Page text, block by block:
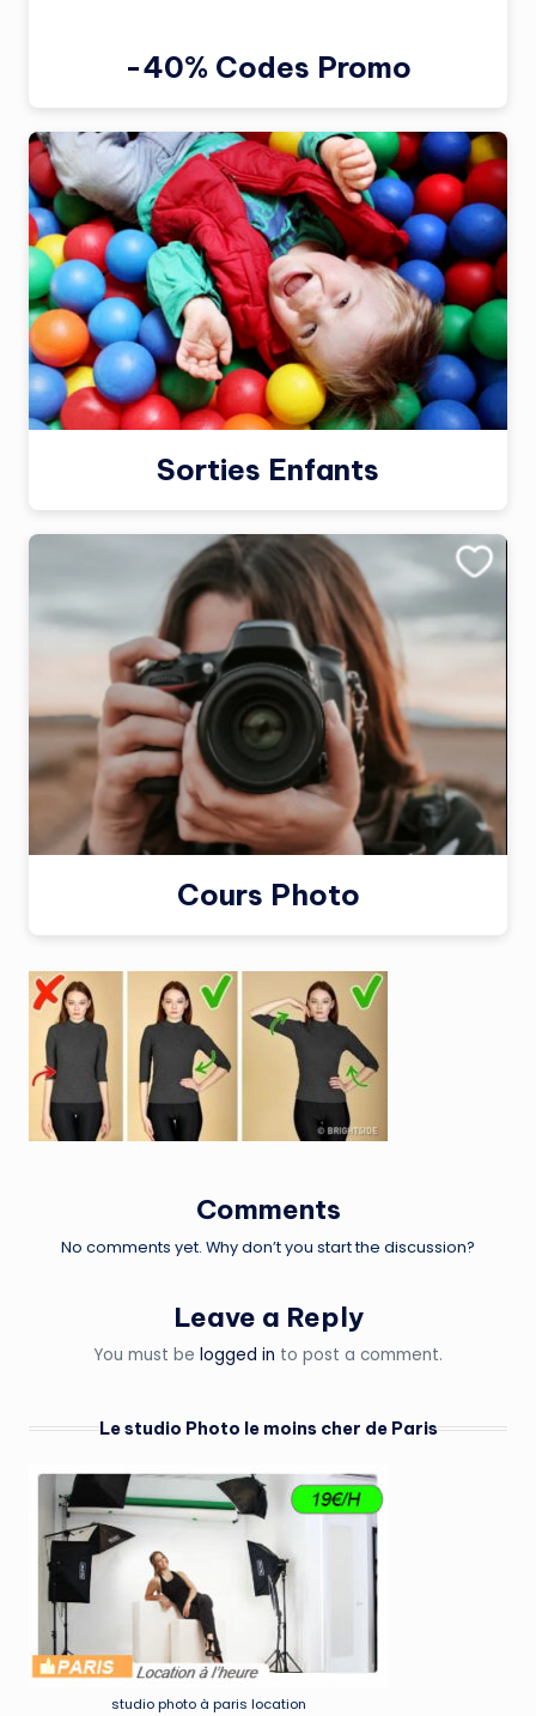
-40% Codes Promo
Sorties Enfants
Cours Photo
Comments
No comments yet. Why don’t you start the discussion?
Leave a Reply
You must be logged in to post a comment.
Le studio Photo le moins cher de Paris
studio photo à paris location